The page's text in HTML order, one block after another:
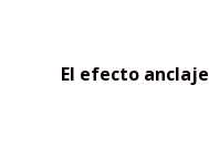
El efecto anclaje